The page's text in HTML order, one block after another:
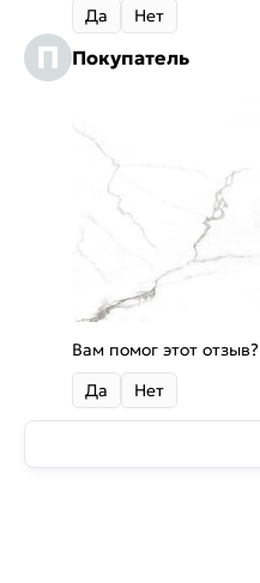
Да
Нет
П Покупатель
Вам помог этот отзыв?
Да
Нет